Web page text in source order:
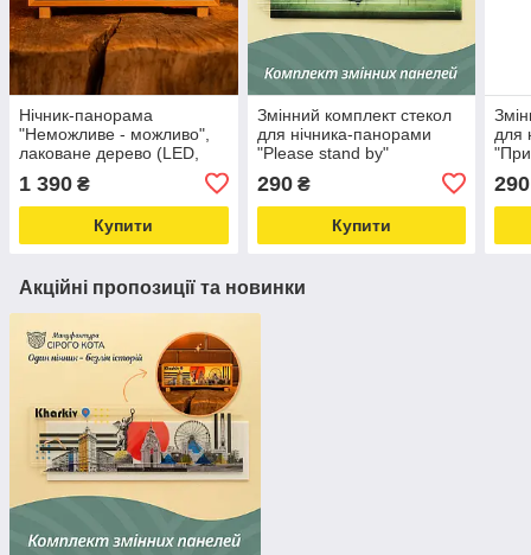
Нічник-панорама
"Неможливе - можливо",
лаковане дерево (LED,
Акумулятор, USB Type-C)
1 390 ₴
Купити
Змінний комплект стекол
для нічника-панорами
"Please stand by"
290₴
Купити
для
290
Акційні пропозиції та новинки